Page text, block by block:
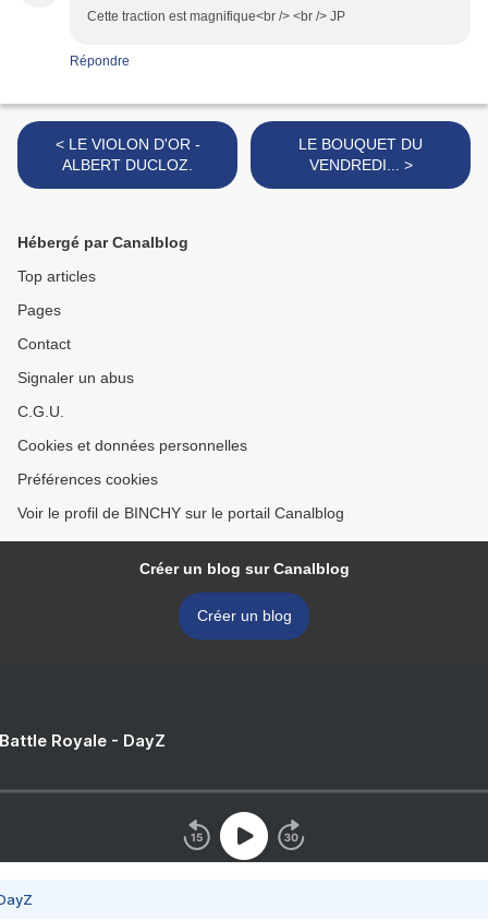
Cette traction est magnifique<br /> <br /> JP
Répondre
< LE VIOLON D'OR -
ALBERT DUCLOZ.
LE BOUQUET DU
VENDREDI... >
Hébergé par Canalblog
Top articles
Pages
Contact
Signaler un abus
C.G.U.
Cookies et données personnelles
Préférences cookies
Voir le profil de BINCHY sur le portail Canalblog
Créer un blog sur Canalblog
Créer un blog
Royale - DayZ